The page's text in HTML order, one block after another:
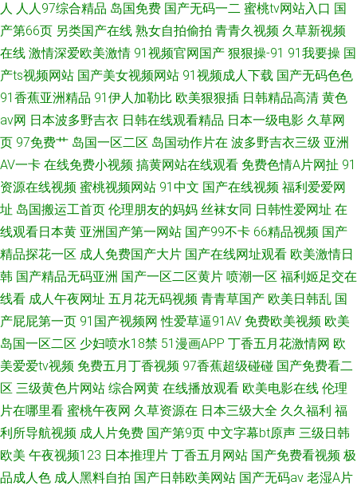
人 人人97综合精品 岛国免费 国产无码一二 蜜桃tv网站入口 国
产第66页 另类国产在线 熟女自拍偷拍 青青久视频 久草新视频
在线 激情深爱欧美激情 91视频官网国产 狠狠操-91 91我要操 国
产ts视频网站 国产美女视频网站 91视频成人下载 国产无码色色
91香蕉亚洲精品 91伊人加勒比 欧美狠狠插 日韩精品高清 黄色
av网 日本波多野吉衣 日韩在线观看精品 日本一级电影 久草网
页 97免费艹 岛国一区二区 岛国动作片在 波多野吉衣三级 亚洲
AV一卡 在线免费小视频 搞黄网站在线观看 免费色情A片网扯 91
资源在线视频 蜜桃视频网站 91中文 国产在线视频 福利爱爱网
址 岛国搬运工首页 伦理朋友的妈妈 丝袜女同 日韩性爱网址 在
线观看日本黄 亚洲国产第一网站 国产99不卡 66精品视频 国产
精品探花一区 成人免费国产大片 国产在线网址观看 欧美激情日
韩 国产精品无码亚洲 国产一区二区黄片 喷潮一区 福利姬足交在
线看 成人午夜网址 五月花无码视频 青青草国产 欧美日韩乱 国
产屁屁第一页 91国产视频网 性爱草逼91AV 免费欧美视频 欧美
岛国一区二区 少妇喷水18禁 51漫画APP 丁香五月花激情网 欧
美爱爱tv视频 免费五月丁香视频 97香蕉超级碰碰 国产免费看二
区 三级黄色片网站 综合网黄 在线播放观看 欧美电影在线 伦理
片在哪里看 蜜桃午夜网 久草资源在 日本三级大全 久久福利 福
利所导航视频 成人片免费 国产第9页 中文字幕bt原声 三级日韩
欧美 午夜视频123 日本推理片 丁香五月网站 国产免费看视频 极
品成人色 成人黑料自拍 国产日韩欧美网站 国产无码av 老湿A片